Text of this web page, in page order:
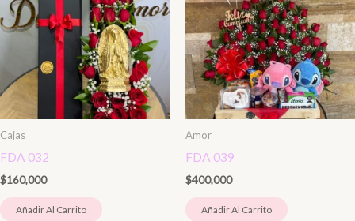
Cajas
FDA 032
$160,000
Añadir Al Carrito
Amor
FDA 039
$400,000
Añadir Al Carrito